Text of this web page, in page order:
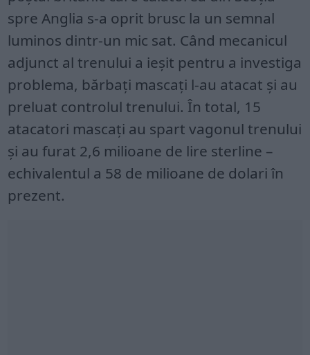
spre Anglia s-a oprit brusc la un semnal
luminos dintr-un mic sat. Când mecanicul
adjunct al trenului a ieșit pentru a investiga
problema, bărbați mascați l-au atacat și au
preluat controlul trenului. În total, 15
atacatori mascați au spart vagonul trenului
și au furat 2,6 milioane de lire sterline –
echivalentul a 58 de milioane de dolari în
prezent.